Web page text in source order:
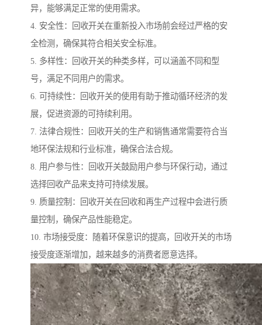
异，能够满足正常的使用需求。
4. 安全性：回收开关在重新投入市场前会经过严格的安
全检测，确保其符合相关安全标准。
5. 多样性：回收开关的种类多样，可以涵盖不同和型
号，满足不同用户的需求。
6. 可持续性：回收开关的使用有助于推动循环经济的发
展，促进资源的可持续利用。
7. 法律合规性：回收开关的生产和销售通常需要符合当
地环保法规和行业标准，确保合法合规。
8. 用户参与性：回收开关鼓励用户参与环保行动，通过
选择回收产品来支持可持续发展。
9. 质量控制：回收开关在回收和再生产过程中会进行质
量控制，确保产品性能稳定。
10. 市场接受度：随着环保意识的提高，回收开关的市场
接受度逐渐增加，越来越多的消费者愿意选择。